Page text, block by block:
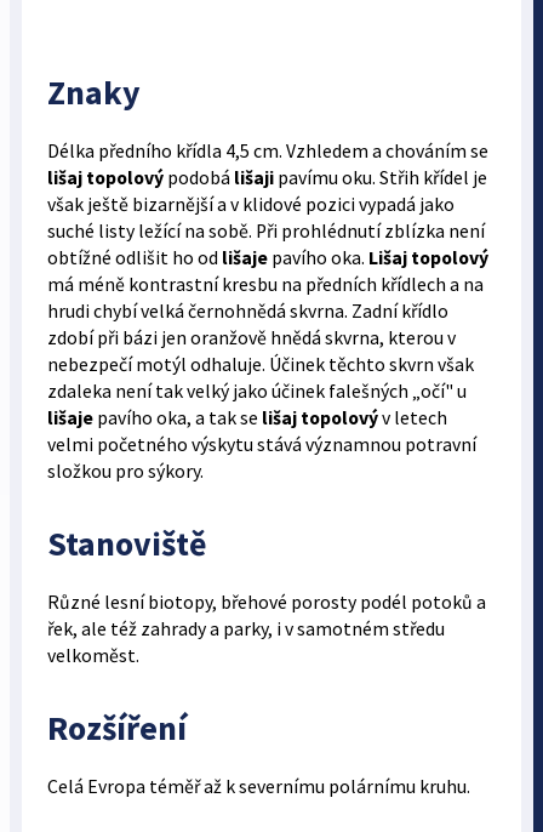
Znaky
Délka předního křídla 4,5 cm. Vzhledem a chováním se
lišaj topolovýpodobá lišajipavímu oku. Střih křídel je
však ještě bizarnější a v klidové pozici vypadá jako
suché listy ležící na sobě. Při prohlédnutí zblízka není
obtížné odlišit ho od lišajepavího oka. Lišaj topolový
má méně kontrastní kresbu na předních křídlech a na
hrudi chybí velká černohnědá skvrna. Zadní křídlo
zdobí při bázi jen oranžově hnědá skvrna, kterou v
nebezpečí motýl odhaluje. Účinek těchto skvrn však
zdaleka není tak velký jako účinek falešných „očí" u
lišajepavího oka, a tak se lišaj topolovýv letech
velmi početného výskytu stává významnou potravní
složkou pro sýkory.
Stanoviště
Různé lesní biotopy, břehové porosty podél potoků a
řek, ale též zahrady a parky, i v samotném středu
velkoměst.
Rozšíření
Celá Evropa téměř až k severnímu polárnímu kruhu.